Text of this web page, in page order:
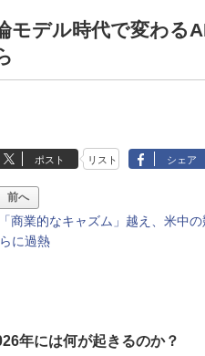
モデル時代で変わる
ポスト リスト シェア
前へ
商業的なキャズム」越え、米中の
に過熱
年には何が起きるのか？